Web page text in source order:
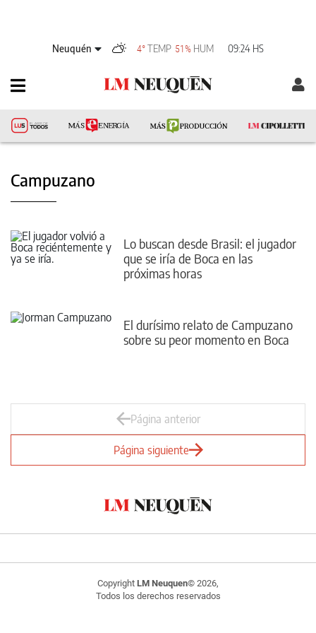
Neuquén 4°TEMP 51% HUM 09:24 HS
Campuzano
Lo buscan desde Brasil: el jugador
que se iría de Boca en las
próximas horas
El durísimo relato de Campuzano
sobre su peor momento en Boca
Página anterior
Página siguiente
Copyright LM Neuquen© 2026,
Todos los derechos reservados